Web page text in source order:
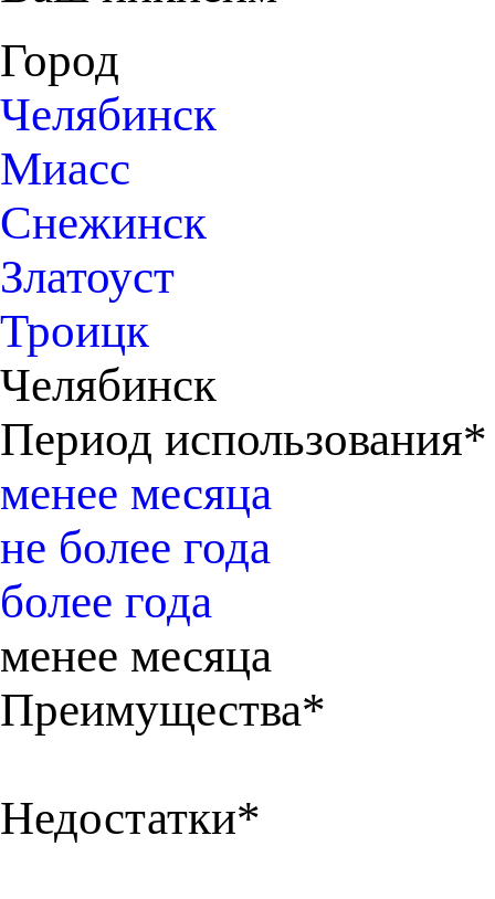
Город
Челябинск
Миасс
Снежинск
Златоуст
Троицк
Челябинск
Период использования*
менее месяца
не более года
более года
менее месяца
Преимущества*
Недостатки*